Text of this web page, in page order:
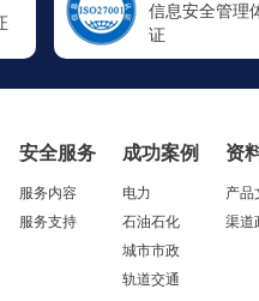
信息技术服务
系认证
安全服务
服务内容
服务支持
成功案例
电力
石油石化
城市市政
轨道交通
资
产品
渠道